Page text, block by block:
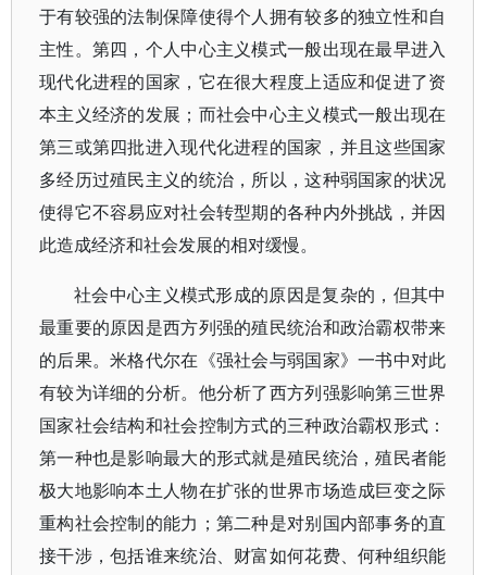
于有较强的法制保障使得个人拥有较多的独立性和自
主性。第四，个人中心主义模式一般出现在最早进入
现代化进程的国家，它在很大程度上适应和促进了资
本主义经济的发展；而社会中心主义模式一般出现在
第三或第四批进入现代化进程的国家，并且这些国家
多经历过殖民主义的统治，所以，这种弱国家的状况
使得它不容易应对社会转型期的各种内外挑战，并因
此造成经济和社会发展的相对缓慢。
社会中心主义模式形成的原因是复杂的，但其中
最重要的原因是西方列强的殖民统治和政治霸权带来
的后果。米格代尔在《强社会与弱国家》一书中对此
有较为详细的分析。他分析了西方列强影响第三世界
国家社会结构和社会控制方式的三种政治霸权形式：
第一种也是影响最大的形式就是殖民统治，殖民者能
极大地影响本土人物在扩张的世界市场造成巨变之际
重构社会控制的能力；第二种是对别国内部事务的直
接干涉，包括谁来统治、财富如何花费、何种组织能